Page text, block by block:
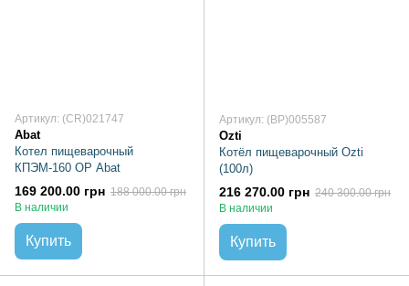
Артикул: (CR)021747
Abat
Котел пищеварочный
КПЭМ-160 ОР Abat
169 200.00 грн 188 000.00 грн
В наличии
Купить
Артикул: (BP)005587
Ozti
Котёл пищеварочный Ozti
(100л)
216 270.00 грн 240 300.00 грн
В наличии
Купить